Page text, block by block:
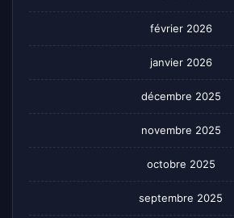
février 2026
janvier 2026
décembre 2025
novembre 2025
octobre 2025
septembre 2025